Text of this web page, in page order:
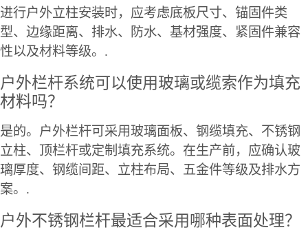
进行户外立柱安装时，应考虑底板尺寸、锚固件类
型、边缘距离、排水、防水、基材强度、紧固件兼容
性以及材料等级。.
户外栏杆系统可以使用玻璃或缆索作为填充
材料吗？
是的。户外栏杆可采用玻璃面板、钢缆填充、不锈钢
立柱、顶栏杆或定制填充系统。在生产前，应确认玻
璃厚度、钢缆间距、立柱布局、五金件等级及排水方
案。.
户外不锈钢栏杆最适合采用哪种表面处理？